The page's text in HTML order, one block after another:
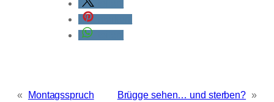
« Montagsspruch Brügge sehen… und sterben? »